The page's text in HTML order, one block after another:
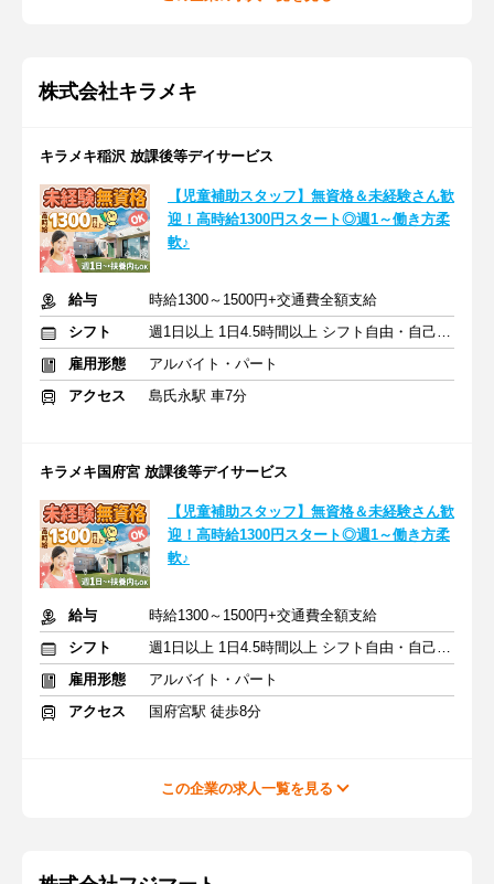
株式会社キラメキ
キラメキ稲沢 放課後等デイサービス
【児童補助スタッフ】無資格＆未経験さん歓
迎！高時給1300円スタート◎週1～働き方柔
軟♪
給与
時給1300～1500円+交通費全額支給
シフト
週1日以上 1日4.5時間以上 シフト自由・自己申告
雇用形態
アルバイト・パート
アクセス
島氏永駅 車7分
キラメキ国府宮 放課後等デイサービス
【児童補助スタッフ】無資格＆未経験さん歓
迎！高時給1300円スタート◎週1～働き方柔
軟♪
給与
時給1300～1500円+交通費全額支給
シフト
週1日以上 1日4.5時間以上 シフト自由・自己申告
雇用形態
アルバイト・パート
アクセス
国府宮駅 徒歩8分
この企業の求人一覧を見る